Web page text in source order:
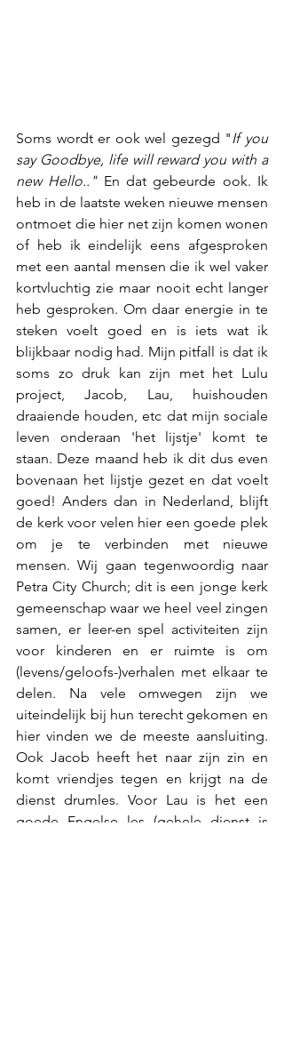
Soms wordt er ook wel gezegd "If you
say Goodbye, life will reward you with a
new Hello.." En dat gebeurde ook. Ik
heb in de laatste weken nieuwe mensen
ontmoet die hier net zijn komen wonen
of heb ik eindelijk eens afgesproken
met een aantal mensen die ik wel vaker
kortvluchtig zie maar nooit echt langer
heb gesproken. Om daar energie in te
steken voelt goed en is iets wat ik
blijkbaar nodig had. Mijn pitfall is dat ik
soms zo druk kan zijn met het Lulu
project, Jacob, Lau, huishouden
draaiende houden, etc dat mijn sociale
leven onderaan 'het lijstje' komt te
staan. Deze maand heb ik dit dus even
bovenaan het lijstje gezet en dat voelt
goed! Anders dan in Nederland, blijft
de kerk voor velen hier een goede plek
om je te verbinden met nieuwe
mensen. Wij gaan tegenwoordig naar
Petra City Church; dit is een jonge kerk
gemeenschap waar we heel veel zingen
samen, er leer-en spel activiteiten zijn
voor kinderen en er ruimte is om
(levens/geloofs-)verhalen met elkaar te
delen. Na vele omwegen zijn we
uiteindelijk bij hun terecht gekomen en
hier vinden we de meeste aansluiting.
Ook Jacob heeft het naar zijn zin en
komt vriendjes tegen en krijgt na de
dienst drumles. Voor Lau is het een
goede Engelse les (gehele dienst is